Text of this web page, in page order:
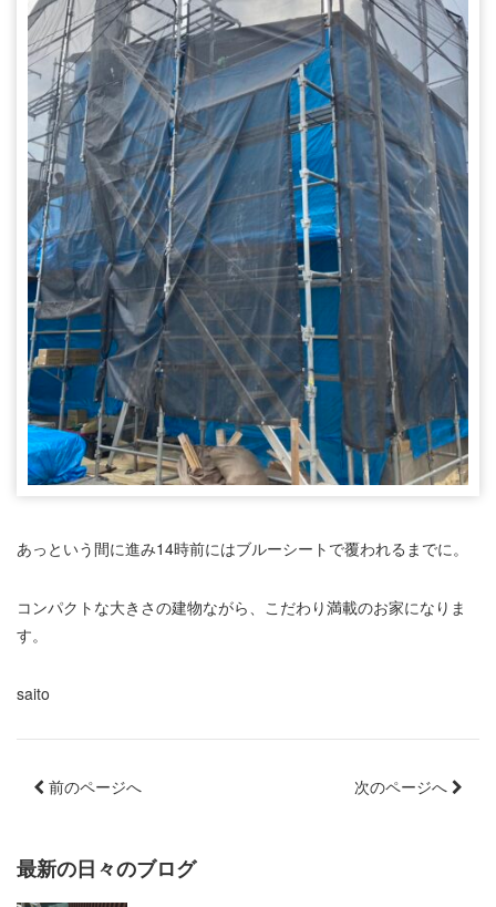
あっという間に進み14時前にはブルーシートで覆われるまでに。
コンパクトな大きさの建物ながら、こだわり満載のお家になりま
す。
saito
前のページへ 次のページへ
最新の日々のブログ